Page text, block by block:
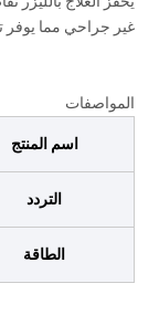
غير جراحي مما يوفر
المواصفات
اسم المنتج
التردد
الطاقة